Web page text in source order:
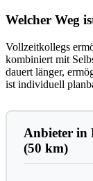
Welcher Weg
Vollzeitkollegs
kombiniert mit
dauert länger,
ist individuell
Anbieter in
(50 km)